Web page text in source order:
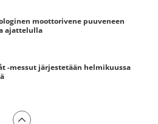
moottorivene puuveneen
ajattelulla
-messut järjestetään helmikuussa